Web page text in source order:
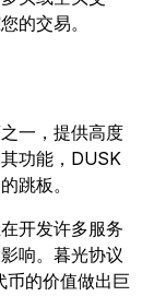
的交易。
一，提供高度
功能，DUSK
跳板。
开发许多服务
响。暮光协议
币的价值做出巨